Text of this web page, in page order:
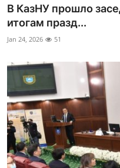
В КазНУ прошло
итогам празд...
Jan 24, 2026 51